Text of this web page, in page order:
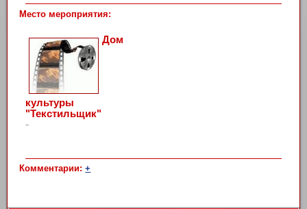
Место мероприятия:
Дом
культуры
"Текстильщик"
»
Комментарии:+